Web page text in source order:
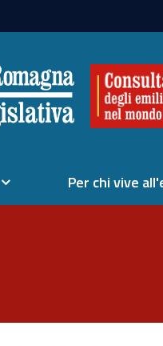
Per chi vive